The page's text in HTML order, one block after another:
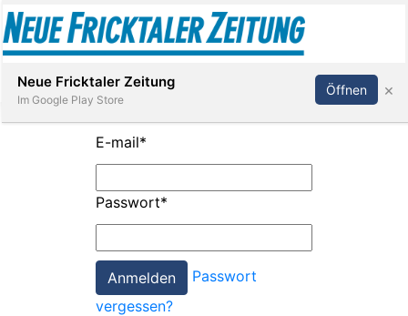
Abonnieren Anmelden
E-mail*
Passwort*
Passwort
vergessen?
Neue Fricktaler Zeitung
Im Google Play Store
Öffnen ×